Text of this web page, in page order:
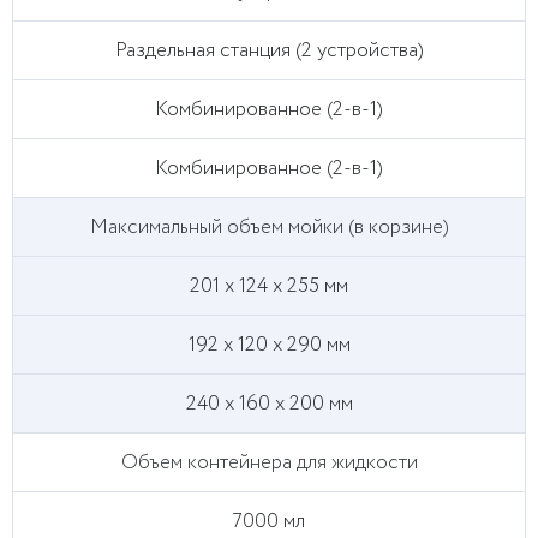
Раздельная станция (2 устройства)
Комбинированное (2-в-1)
Комбинированное (2-в-1)
Максимальный объем мойки (в корзине)
201 x 124 x 255 мм
192 x 120 x 290 мм
240 x 160 x 200 мм
Объем контейнера для жидкости
7000 мл